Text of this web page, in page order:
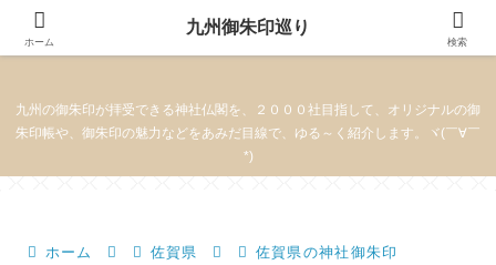
九州御朱印巡り
九州の御朱印が拝受できる神社仏閣を、２０００社目指して、オリジナルの御
朱印帳や、御朱印の魅力などをあみだ目線で、ゆる～く紹介します。ヾ(￣∀￣
*)
ホーム 佐賀県 佐賀県の神社御朱印
ホーム
九州御朱印巡り
検索